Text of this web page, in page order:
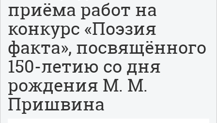
приёма работ на
конкурс «Поэзия
факта», посвящённого
150-летию со дня
рождения М. М.
Пришвина